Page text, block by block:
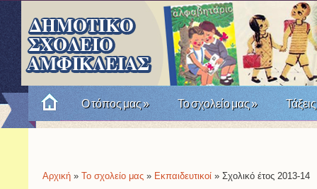
Ο τόπος μας» Το σχολείο μας» Τάξεις
Είστε εδώ
Αρχική » Το σχολείο μας » Εκπαιδευτικοί » Σχολικό έτος 2013-14